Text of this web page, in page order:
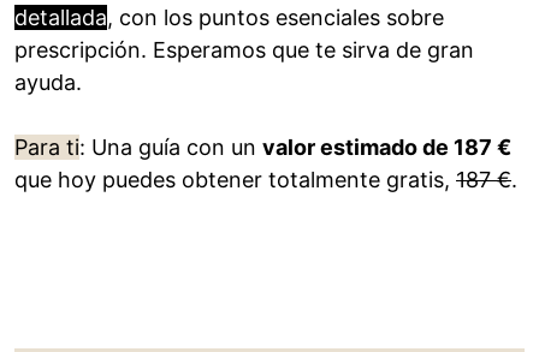
detallada, con los puntos esenciales sobre
prescripción. Esperamos que te sirva de gran
ayuda.
Para ti: Una guía con un valor estimado de 187 €
que hoy puedes obtener totalmente gratis, 187 €.